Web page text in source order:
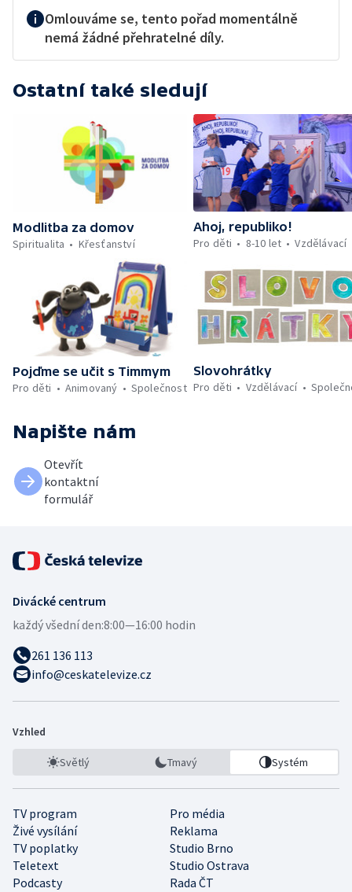
Omlouváme se, tento pořad momentálně
nemá žádné přehratelné díly.
Ostatní také sledují
Modlitba za domov
Spiritualita
Křesťanství
Ahoj, republiko!
Pro děti
8-10 let Vzdělávací
Pojďme se učit s Timmym
Pro děti
Animovaný Společnost
Slovohrátky
Pro děti
Vzdělávací
Napište nám
Otevřít
kontaktní
formulář
Divácké centrum
každý všední den:8:00—16:00 hodin
261 136 113
info@ceskatelevize.cz
Vzhled
Světlý Tmavý Systém
TV program
Pro média
Živé vysílání
Reklama
TV poplatky
Studio Brno
Teletext
Studio Ostrava
Podcasty
Rada ČT